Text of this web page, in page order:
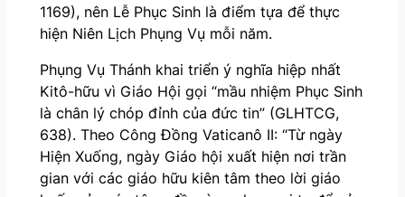
1169), nên Lễ Phục Sinh là điểm tựa để thực
hiện Niên Lịch Phụng Vụ mỗi năm.
Phụng Vụ Thánh khai triển ý nghĩa hiệp nhất
Kitô-hữu vì Giáo Hội gọi “mầu nhiệm Phục Sinh
là chân lý chóp đỉnh của đức tin” (GLHTCG,
638). Theo Công Đồng Vaticanô II: “Từ ngày
Hiện Xuống, ngày Giáo hội xuất hiện nơi trần
gian với các giáo hữu kiên tâm theo lời giáo